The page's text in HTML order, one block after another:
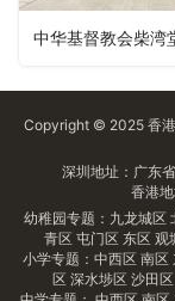
Copyright © 2025 香
深圳地址：广东
香港
幼稚园专题： 九龙城区
青区 屯门区 东区 观
小学专题： 中西区 南区
区 深水埗区 沙田区